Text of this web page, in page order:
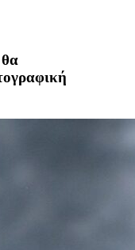
θα